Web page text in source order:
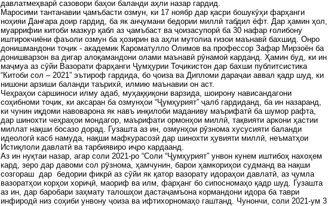
давлатмеҳварӣ сазовори баҳои баланди аҳли назар гардид.
Маросими тантанавии ҷамъбасти озмун, ки 17 ноябр дар қасри бошукӯҳи фарҳанги
ноҳияи Данғара доир гардид, ба як анҷумани бедории миллӣ табдил ёфт. Дар ҳамин ҳол,
муаррифии китоби мазкур қабл аз ҷамъбаст ва ҷоизасупорӣ ба 30 нафар ғолибону
иштирокчиёни фаъоли озмун ба ҳозирин ва аҳли мутолиа ғизои маънавӣ бахшид. Онро
донишмандони тоҷик - академик Кароматулло Олимов ва профессор Зафар Мирзоён ба
донишварзон ва дигар алоқамандони олами маънавӣ рӯнамоӣ карданд. Ҳамин буд, ки ин
маҷмуа аз сӯйи Вазорати фарҳанги Ҷумҳурии Тоҷикистон дар бахши публитсистика
“Китоби сол – 2021” эътироф гардида, бо ҷоиза ва Дипломи дараҷаи аввал қадр шуд, ки
нишони арзиши баланди таърихӣ, илмию маънавии он аст.
Чеҳраҳои саршиноси илму адаб, муҳаққиқони варзида, шоирону нависандагони
соҳибноми тоҷик, ки аксаран ба озмунҳои “Ҷумҳурият” ҷалб гардиданд, ба ин назаранд,
ки чунин иқдоми навоварона як навъ инқилоби маданиву маърифатӣ ба шумор рафта,
дар шинохти чеҳраҳои мондагор, маърифати ормонҳои миллӣ, тақвияти аркони ҳастии
миллат нақши босазо дорад. Гузашта аз ин, озмунҳои рӯзнома хусусияти баланди
идеологӣ касб намуда, нақши мафкурасозӣ дар шинохти ҳувияти миллӣ, неъматҳои
Истиқлоли давлатӣ ва тарбиявиро иҷро кардаанд.
Аз ин нуқтаи назар, агар соли 2021-ро “Соли “Ҷумҳурият” унвон кунем иштибоҳ нахоҳем
кард, зеро дар давоми сол рӯзнома, ҳамчунин, барои ҳамкориҳои судманд ва нақши
созгораш дар бедории фикрӣ аз сӯйи як қатор вазорату идораҳои давлатӣ, аз ҷумла
вазоратҳои корҳои хориҷӣ, маориф ва илм, фарҳанг бо сипосномаҳо қадр шуд. Гузашта
аз ин, дар баробари заҳмату талошҳои дастаҷамъона кормандони идора ба таври
инфиродӣ низ соҳиби унвону ҷоиза ва ифтихорномаҳо гаштанд. Чунончи, соли 2021-ум 3